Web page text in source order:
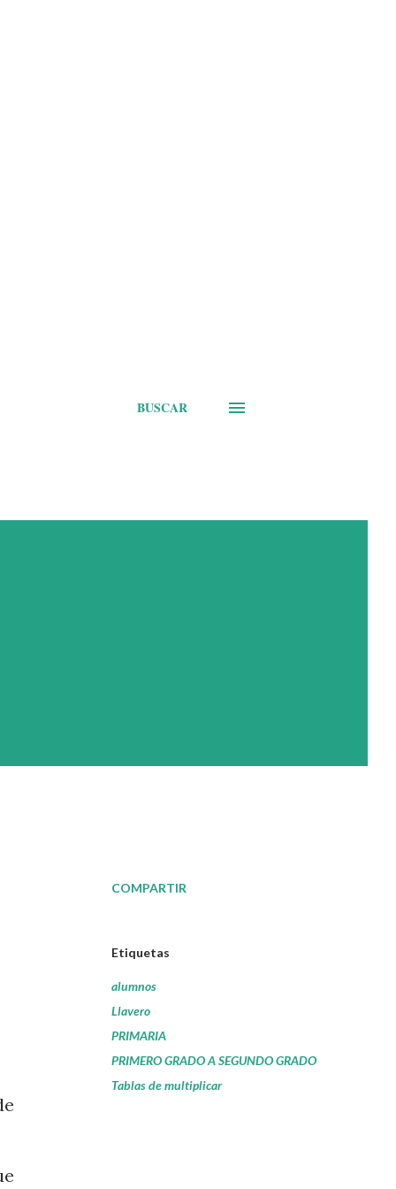
BUSCAR
COMPARTIR
Etiquetas
alumnos
Llavero
PRIMARIA
PRIMERO GRADO A SEGUNDO GRADO
Tablas de multiplicar